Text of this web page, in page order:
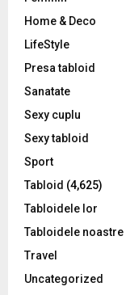
Home & Deco
LifeStyle
Presa tabloid
Sanatate
Sexy cuplu
Sexy tabloid
Sport
Tabloid (4,625)
Tabloidele lor
Tabloidele noastre
Travel
Uncategorized